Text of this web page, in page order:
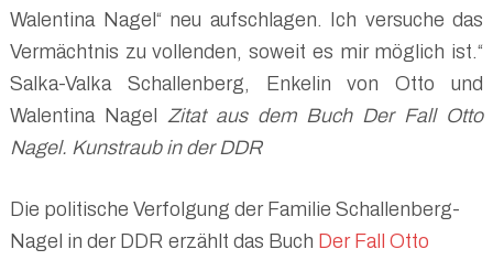
Walentina Nagel“ neu aufschlagen. Ich versuche das
Vermächtnis zu vollenden, soweit es mir möglich ist.“
Salka-Valka Schallenberg, Enkelin von Otto und
Walentina Nagel Zitat aus dem Buch Der Fall Otto
Nagel. Kunstraub in der DDR
Die politische Verfolgung der Familie Schallenberg-
Nagel in der DDR erzählt das Buch Der Fall Otto